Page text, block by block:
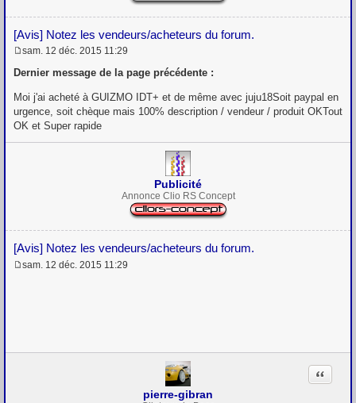
[Avis] Notez les vendeurs/acheteurs du forum.
e
s
a
g
e
sam. 12 déc. 2015 11:29
Dernier message de la page précédente :
Moi j'ai acheté à GUIZMO IDT+ et de même avec juju18Soit paypal en
urgence, soit chèque mais 100% description / vendeur / produit OKTout
OK et Super rapide
Publicité
Annonce Clio RS Concept
[Avis] Notez les vendeurs/acheteurs du forum.
sam. 12 déc. 2015 11:29
pierre-gibran
Citation